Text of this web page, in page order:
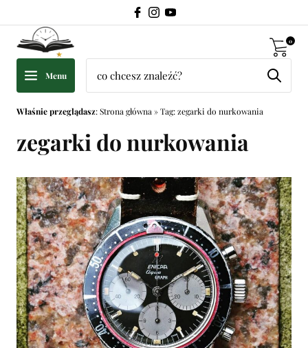
Menu
0
Właśnie przeglądasz:Strona główna »Tag: zegarki do nurkowania
zegarki do nurkowania